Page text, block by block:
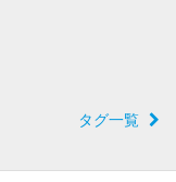
タグ一覧